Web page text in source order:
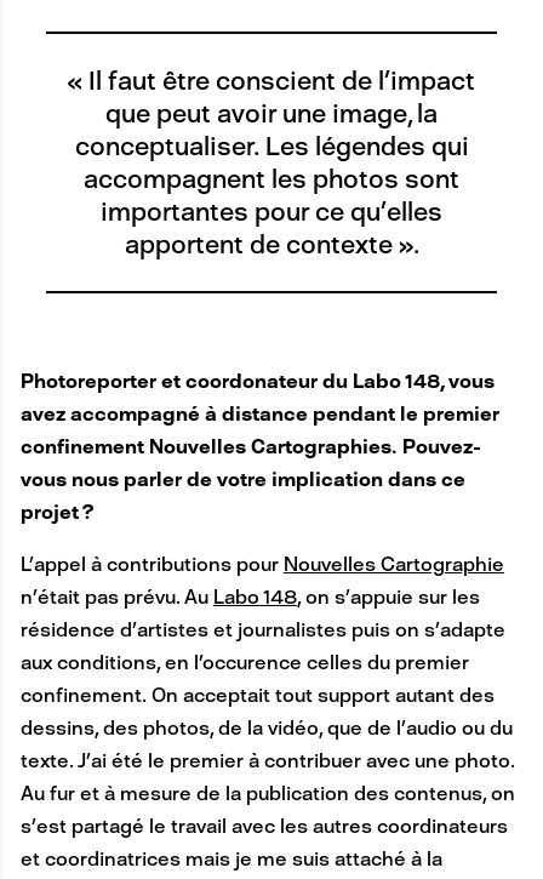
« Il faut être conscient de l’impact
que peut avoir une image, la
conceptualiser. Les légendes qui
accompagnent les photos sont
importantes pour ce qu’elles
apportent de contexte ».
Photoreporter et coordonateur du Labo 148, vous
avez accompagné à distance pendant le premier
confinement Nouvelles Cartographies. Pouvez-
vous nous parler de votre implication dans ce
projet ?
L’appel à contributions pour Nouvelles Cartographie
n’était pas prévu. Au Labo 148, on s’appuie sur les
résidence d’artistes et journalistes puis on s’adapte
aux conditions, en l’occurence celles du premier
confinement. On acceptait tout support autant des
dessins, des photos, de la vidéo, que de l’audio ou du
texte. J’ai été le premier à contribuer avec une photo.
Au fur et à mesure de la publication des contenus, on
s’est partagé le travail avec les autres coordinateurs
et coordinatrices mais je me suis attaché à la